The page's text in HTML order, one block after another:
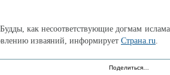
как несоответствующие догмам
изваяний, информирует Страна.ru.
Поделиться…